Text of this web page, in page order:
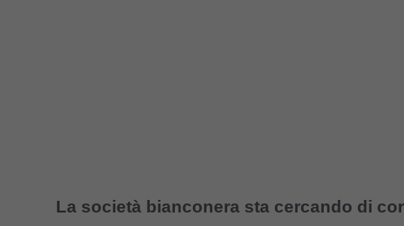
La società bianconera sta cercando di